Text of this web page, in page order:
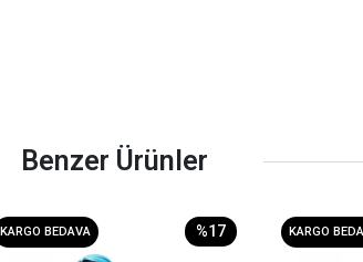
Benzer Ürünler
KARGO BEDAVA %17 KARGO